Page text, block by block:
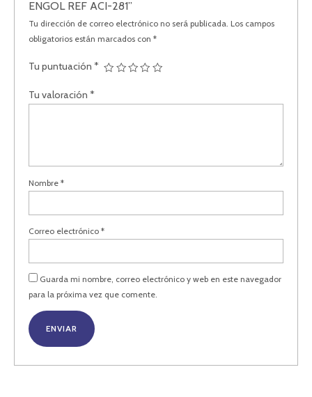
ENGOL REF ACI-281”
Tu dirección de correo electrónico no será publicada. Los campos
obligatorios están marcados con*
Tu puntuación*
Tu valoración*
Nombre*
Correo electrónico*
Guarda mi nombre, correo electrónico y web en este navegador
para la próxima vez que comente.